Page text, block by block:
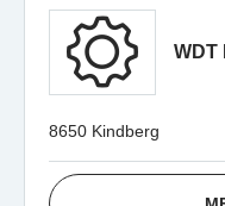
WDT
8650 Kindberg